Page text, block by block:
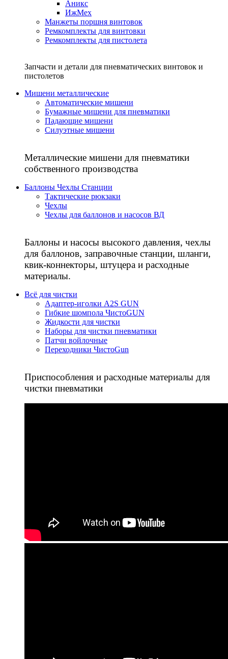
Аникс
ИжМех
Манжеты поршня винтовок
Ремкомплекты для винтовки
Ремкомплекты для пистолета
Запчасти и детали для пневматических винтовок и
пистолетов
Мишени металлические
Автоматические мишени
Бумажные мишени для пневматики
Падающие мишени
Силуэтные мишени
Металлические мишени для пневматики
собственного производства
Баллоны Чехлы Станции
Тактические рюкзаки
Чехлы
Чехлы для баллонов и насосов ВД
Баллоны и насосы высокого давления, чехлы
для баллонов, заправочные станции, шланги,
квик-коннекторы, штуцера и расходные
материалы.
Всё для чистки
Адаптер-иголки A2S GUN
Гибкие шомпола ЧистоGUN
Жидкости для чистки
Наборы для чистки пневматики
Патчи войлочные
Переходники ЧистоGun
Приспособления и расходные материалы для
чистки пневматики